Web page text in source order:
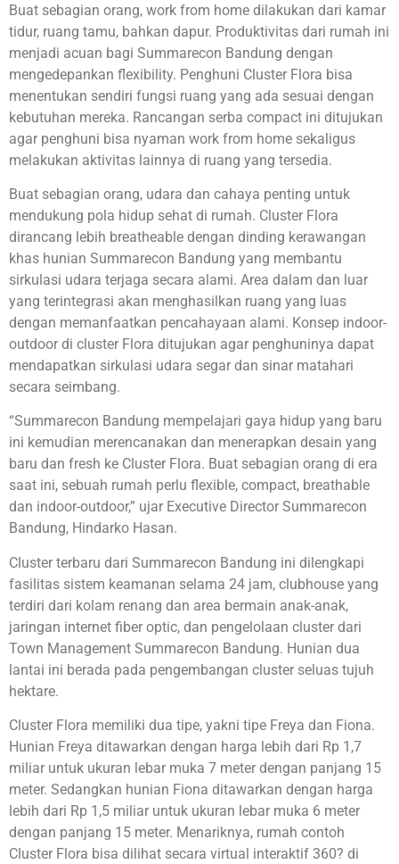
Buat sebagian orang, work from home dilakukan dari kamar
tidur, ruang tamu, bahkan dapur. Produktivitas dari rumah ini
menjadi acuan bagi Summarecon Bandung dengan
mengedepankan flexibility. Penghuni Cluster Flora bisa
menentukan sendiri fungsi ruang yang ada sesuai dengan
kebutuhan mereka. Rancangan serba compact ini ditujukan
agar penghuni bisa nyaman work from home sekaligus
melakukan aktivitas lainnya di ruang yang tersedia.
Buat sebagian orang, udara dan cahaya penting untuk
mendukung pola hidup sehat di rumah. Cluster Flora
dirancang lebih breatheable dengan dinding kerawangan
khas hunian Summarecon Bandung yang membantu
sirkulasi udara terjaga secara alami. Area dalam dan luar
yang terintegrasi akan menghasilkan ruang yang luas
dengan memanfaatkan pencahayaan alami. Konsep indoor-
outdoor di cluster Flora ditujukan agar penghuninya dapat
mendapatkan sirkulasi udara segar dan sinar matahari
secara seimbang.
“Summarecon Bandung mempelajari gaya hidup yang baru
ini kemudian merencanakan dan menerapkan desain yang
baru dan fresh ke Cluster Flora. Buat sebagian orang di era
saat ini, sebuah rumah perlu flexible, compact, breathable
dan indoor-outdoor,” ujar Executive Director Summarecon
Bandung, Hindarko Hasan.
Cluster terbaru dari Summarecon Bandung ini dilengkapi
fasilitas sistem keamanan selama 24 jam, clubhouse yang
terdiri dari kolam renang dan area bermain anak-anak,
jaringan internet fiber optic, dan pengelolaan cluster dari
Town Management Summarecon Bandung. Hunian dua
lantai ini berada pada pengembangan cluster seluas tujuh
hektare.
Cluster Flora memiliki dua tipe, yakni tipe Freya dan Fiona.
Hunian Freya ditawarkan dengan harga lebih dari Rp 1,7
miliar untuk ukuran lebar muka 7 meter dengan panjang 15
meter. Sedangkan hunian Fiona ditawarkan dengan harga
lebih dari Rp 1,5 miliar untuk ukuran lebar muka 6 meter
dengan panjang 15 meter. Menariknya, rumah contoh
Cluster Flora bisa dilihat secara virtual interaktif 360? di